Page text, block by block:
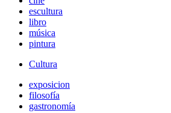
escultura
libro
música
pintura
Cultura
exposicion
filosofía
gastronomía